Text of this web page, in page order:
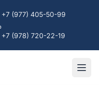
+7 (977) 405-50-99
+7 (978) 720-22-19